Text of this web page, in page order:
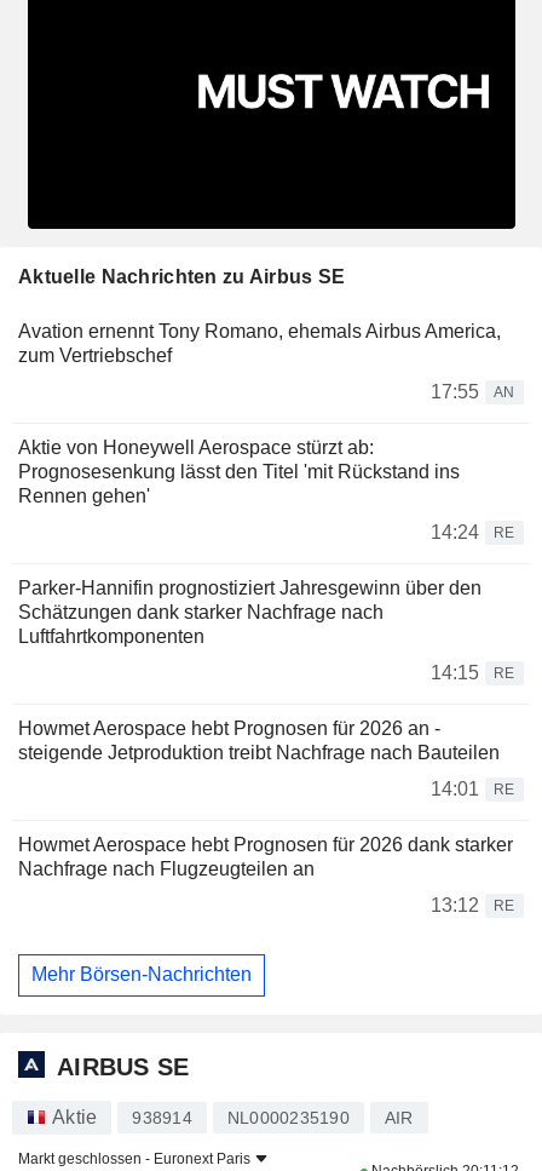
Aktuelle Nachrichten zu Airbus SE
Avation ernennt Tony Romano, ehemals Airbus America,
zum Vertriebschef
17:55
AN
Aktie von Honeywell Aerospace stürzt ab:
Prognosesenkung lässt den Titel 'mit Rückstand ins
Rennen gehen'
14:24
RE
Parker-Hannifin prognostiziert Jahresgewinn über den
Schätzungen dank starker Nachfrage nach
Luftfahrtkomponenten
14:15
RE
Howmet Aerospace hebt Prognosen für 2026 an -
steigende Jetproduktion treibt Nachfrage nach Bauteilen
14:01
RE
Howmet Aerospace hebt Prognosen für 2026 dank starker
Nachfrage nach Flugzeugteilen an
13:12
RE
Mehr Börsen-Nachrichten
AIRBUS SE
Aktie 938914 NL0000235190 AIR
Markt geschlossen - Euronext Paris